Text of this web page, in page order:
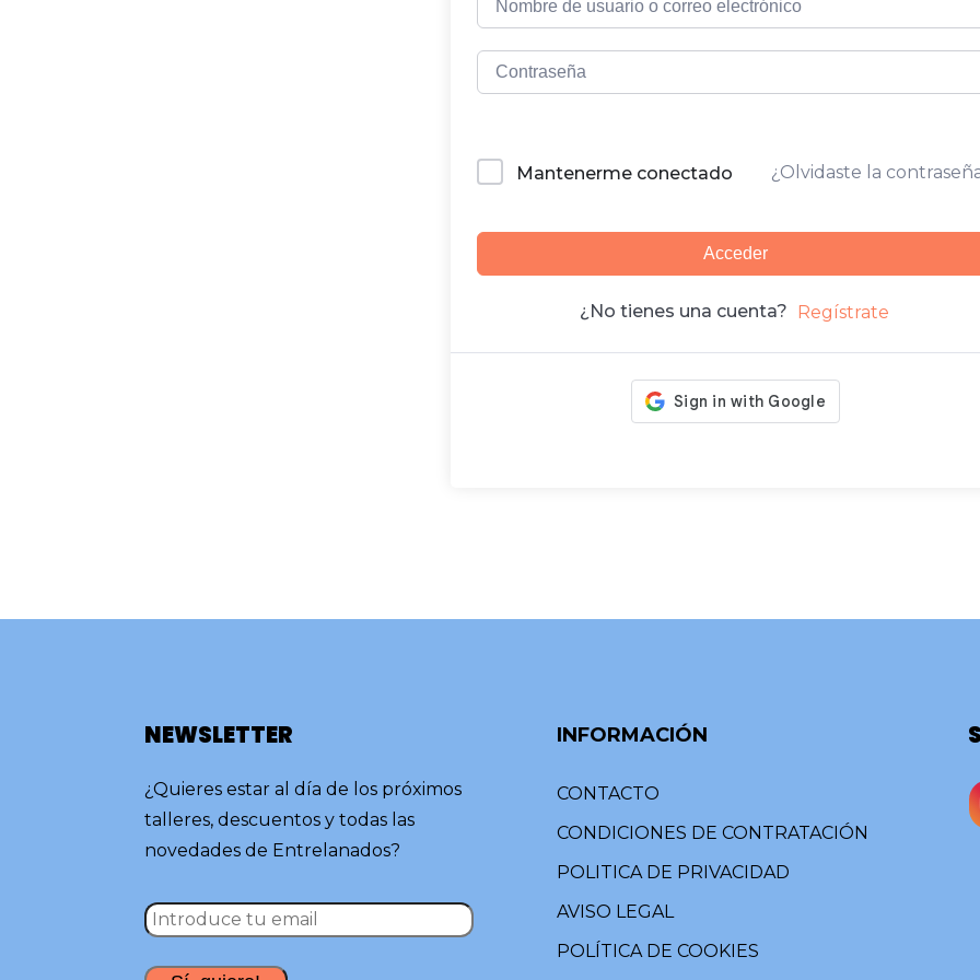
Mantenerme conectado ¿Olvidaste la
Acceder
¿No tienes una cuenta? Regístrate
NEWSLETTER
¿Quieres estar al día de los próximos
talleres, descuentos y todas las
novedades de Entrelanados?
INFORMACIÓN
CONTACTO
CONDICIONES DE CONTRATACIÓN
POLITICA DE PRIVACIDAD
AVISO LEGAL
POLÍTICA DE COOKIES